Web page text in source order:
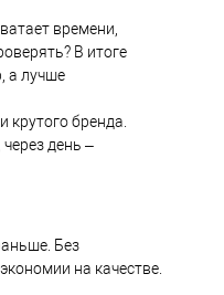
времени,
В итоге
а лучше
крутого бренда.
день –
Без
на качестве.